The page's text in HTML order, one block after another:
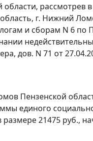
г. Нижний
и сборам N 6 по
дов. N 71 от
Пензенской
единого
21475 руб.,